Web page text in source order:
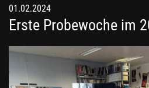
01.02.2024
Erste Probewoche im